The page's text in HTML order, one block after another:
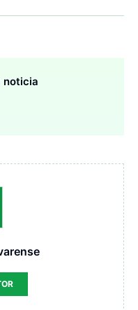
noticia